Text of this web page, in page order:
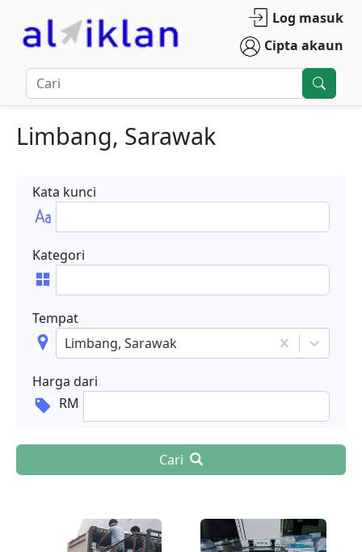
Log masuk
Cipta akaun
Limbang, Sarawak
Kata kunci
Kategori
Tempat
Limbang, Sarawak
Harga dari
RM
Cari